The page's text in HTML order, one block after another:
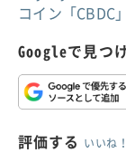
コイン「CBDC
Googleで見つ
評価する いいね